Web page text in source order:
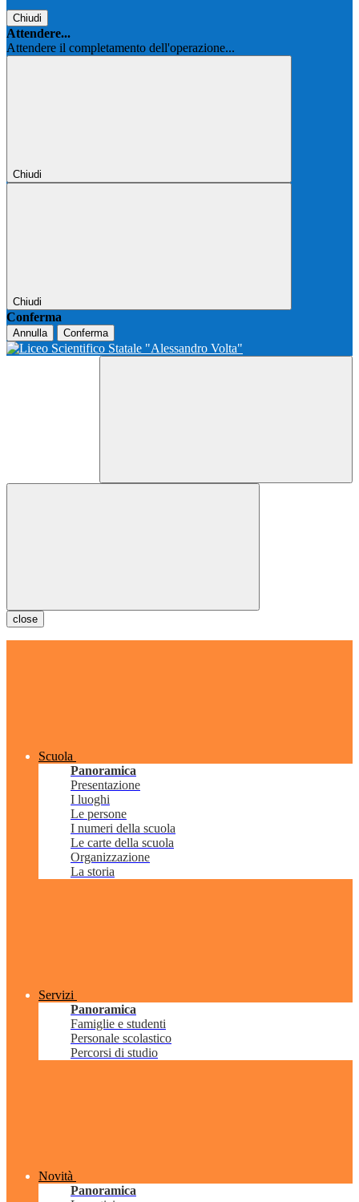
Chiudi
Attendere...
Attendere il completamento dell'operazione...
Chiudi
Chiudi
Conferma
Annulla Conferma
close
Scuola
Panoramica
Presentazione
I luoghi
Le persone
I numeri della scuola
Le carte della scuola
Organizzazione
La storia
Servizi
Panoramica
Famiglie e studenti
Personale scolastico
Percorsi di studio
Novità
Panoramica